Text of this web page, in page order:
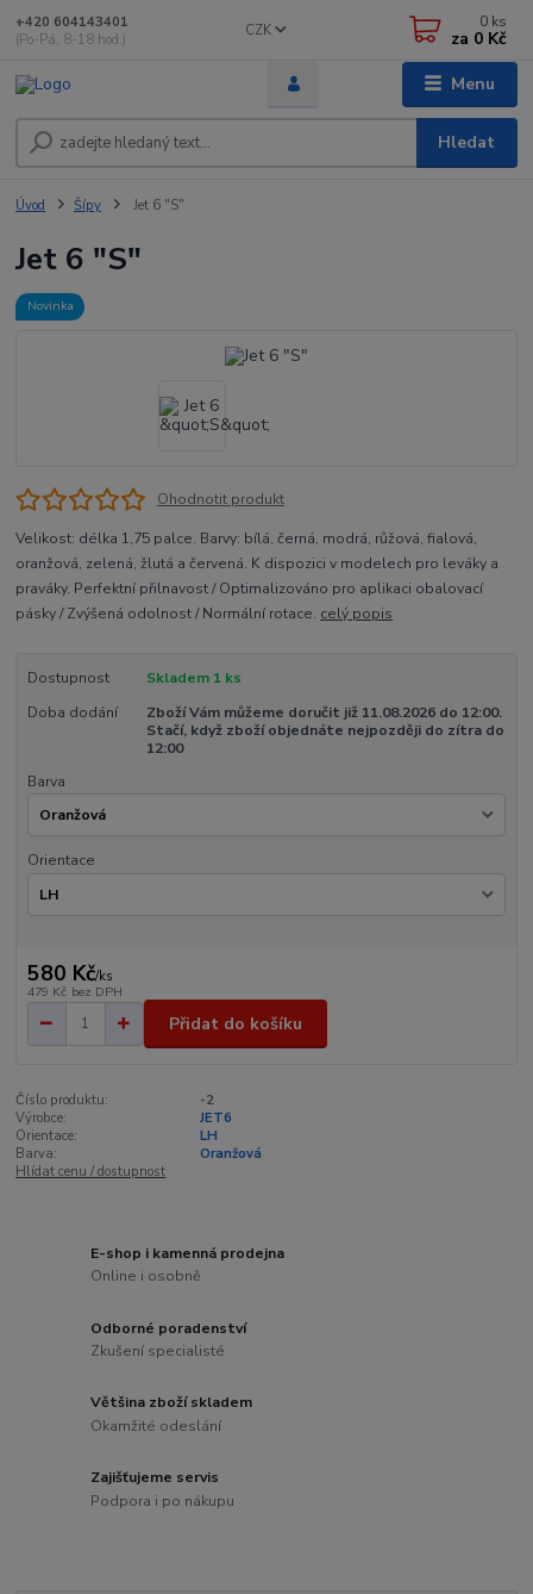
Menu
CZK
Hledat
+420 604143401
(Po-Pá, 8-18 hod.)
0 ks
za 0 Kč
Úvod Šípy Jet 6 "S"
Jet 6 "S"
Novinka
Ohodnotit produkt
Velikost: délka 1,75 palce. Barvy: bílá, černá, modrá, růžová, fialová,
oranžová, zelená, žlutá a červená. K dispozici v modelech pro leváky a
praváky. Perfektní přilnavost / Optimalizováno pro aplikaci obalovací
pásky / Zvýšená odolnost / Normální rotace. celý popis
Dostupnost
Skladem 1 ks
Doba dodání
Zboží Vám můžeme doručit již 11.08.2026 do 12:00.
Stačí, když zboží objednáte nejpozději do zítra do
12:00
Barva
Orientace
580 Kč/ks
479 Kč bez DPH
Přidat do košíku
Číslo produktu:
-2
Výrobce:
JET6
Orientace:
LH
Barva:
Oranžová
Hlídat cenu / dostupnost
E-shop i kamenná prodejna
Online i osobně
Odborné poradenství
Zkušení specialisté
Většina zboží skladem
Okamžité odeslání
Zajišťujeme servis
Podpora i po nákupu